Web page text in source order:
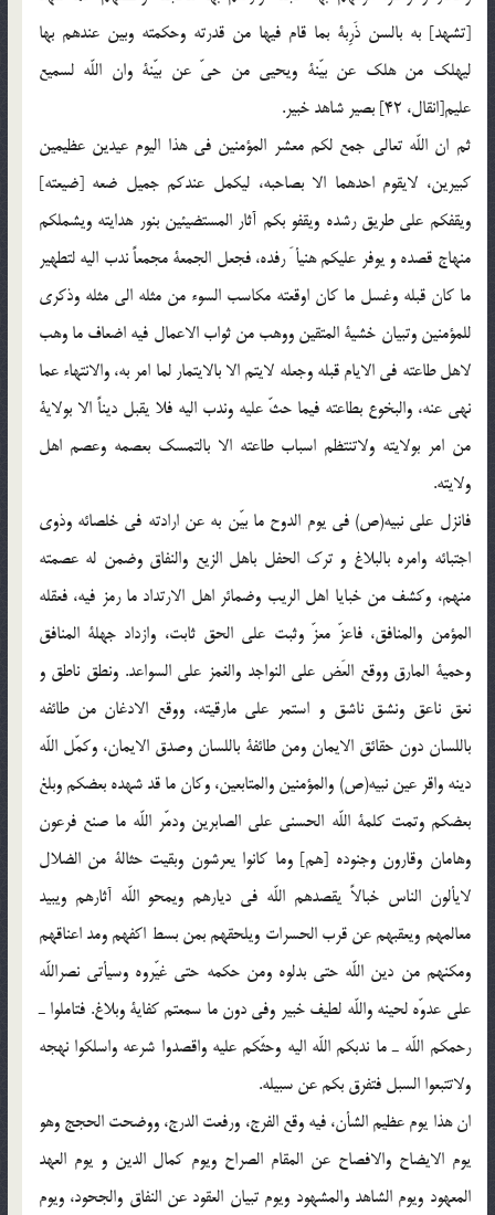
[تشهد] به بالسن ذَرِبة بما قام فيها من قدرته وحكمته وبين عندهم بها
ليهلك من هلك عن بيّنة ويحيى من حىّ عن بيّنة وان اللّه لسميع
عليم[انقال، 42] بصير شاهد خبير.
ثم ان اللّه تعالى جمع لكم معشر المؤمنين فى هذا اليوم عيدين عظيمين
كبيرين، لايقوم احدهما الا بصاحبه، ليكمل عندكم جميل ضعه [ضيعته]
ويقفكم على طريق رشده ويقفو بكم آثار المستضيئين بنور هدايته ويشملكم
منهاج قصده و يوفر عليكم هنيأ َ رفده، فجعل الجمعة مجمعاً ندب اليه لتطهير
ما كان قبله وغسل ما كان اوقعته مكاسب السوء من مثله الى مثله وذكرى
للمؤمنين وتبيان خشية المتقين ووهب من ثواب الاعمال فيه اضعاف ما وهب
لاهل طاعته فى الايام قبله وجعله لايتم الا بالايتمار لما امر به، والانتهاء عما
نهى عنه، والبخوع بطاعته فيما حثّ عليه وندب اليه فلا يقبل ديناً الا بولاية
من امر بولايته ولاتنتظم اسباب طاعته الا بالتمسك بعصمه وعصم اهل
ولايته.
فانزل على نبيه(ص) فى يوم الدوح ما بيّن به عن ارادته فى خلصائه وذوى
اجتبائه وامره بالبلاغ و ترك الحفل باهل الزيع والنفاق وضمن له عصمته
منهم، وكشف من خبايا اهل الريب وضمائر اهل الارتداد ما رمز فيه، فعقله
المؤمن والمنافق، فاعزّ معزّ وثبت على الحق ثابت، وازداد جهلة المنافق
وحمية المارق ووقع العَض على النواجد والغمز على السواعد. ونطق ناطق و
نعق ناعق ونشق ناشق و استمر على مارقيته، ووقع الادغان من طائفه
باللسان دون حقائق الايمان ومن طائفة باللسان وصدق الايمان، وكمّل اللّه
دينه واقر عين نبيه(ص) والمؤمنين والمتابعين، وكان ما قد شهده بعضكم وبلغ
بعضكم وتمت كلمة اللّه الحسنى على الصابرين ودمّر اللّه ما صنع فرعون
وهامان وقارون وجنوده [هم] وما كانوا يعرشون وبقيت حثالة من الضلال
لايألون الناس خبالاً يقصدهم اللّه فى ديارهم ويمحو اللّه آثارهم ويبيد
معالمهم ويعقبهم عن قرب الحسرات ويلحقهم بمن بسط اكفهم ومد اعناقهم
ومكنهم من دين اللّه حتى بدلوه ومن حكمه حتى غيّروه وسيأتى نصراللّه
على عدوّه لحينه واللّه لطيف خبير وفى دون ما سمعتم كفاية وبلاغ. فتاملوا ـ
رحمكم اللّه ـ ما ندبكم اللّه اليه وحثّكم عليه واقصدوا شرعه واسلكوا نهجه
ولاتتبعوا السبل فتفرق بكم عن سبيله.
ان هذا يوم عظيم الشأن، فيه وقع الفرج، ورفعت الدرج، ووضحت الحجج وهو
يوم الايضاح والافصاح عن المقام الصراح ويوم كمال الدين و يوم العهد
المعهود ويوم الشاهد والمشهود ويوم تبيان العقود عن النفاق والجحود، ويوم